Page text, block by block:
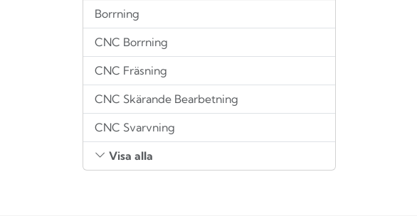
Borrning
CNC Borrning
CNC Fräsning
CNC Skärande Bearbetning
CNC Svarvning
Visa alla